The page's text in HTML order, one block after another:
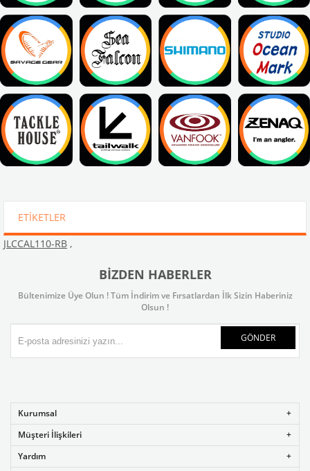
ETIKETLER
JLCCAL110-RB ,
BIZDEN HABERLER
Bültenimize Üye Olun ! Tüm İndirim ve Fırsatlardan İlk Sizin Haberiniz
Olsun !
GÖNDER
Kurumsal
Müşteri İlişkileri
Yardım